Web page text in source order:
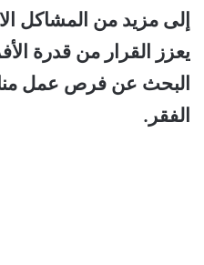
إلى مزيد من المشاكل
يعزز القرار من قدرة
البحث عن فرص عمل
الفقر.